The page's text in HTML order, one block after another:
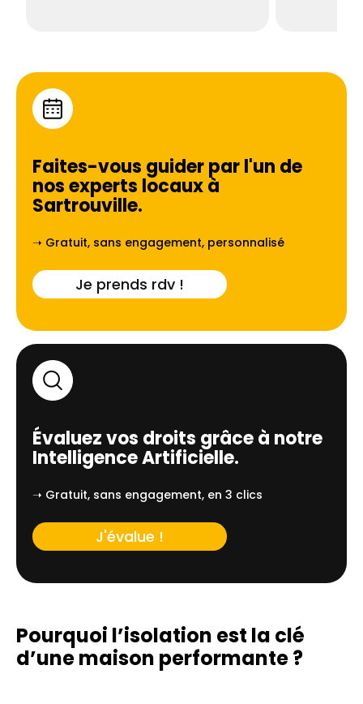
Faites-vous guider par l'un de
nos experts locaux à
Sartrouville.
➝ Gratuit, sans engagement, personnalisé
Je prends rdv !
Évaluez vos droits grâce à notre
Intelligence Artificielle.
➝ Gratuit, sans engagement, en 3 clics
J'évalue !
Pourquoi l’isolation est la clé
d’unemaison performante ?